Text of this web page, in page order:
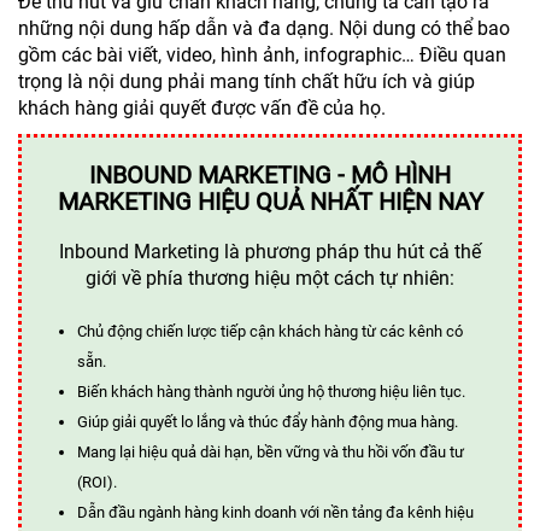
những nội dung hấp dẫn và đa dạng. Nội dung có thể bao
gồm các bài viết, video, hình ảnh, infographic… Điều quan
trọng là nội dung phải mang tính chất hữu ích và giúp
khách hàng giải quyết được vấn đề của họ.
INBOUND MARKETING - MÔ HÌNH
MARKETING HIỆU QUẢ NHẤT HIỆN NAY
Inbound Marketing là phương pháp thu hút cả thế
giới về phía thương hiệu một cách tự nhiên:
Chủ động chiến lược tiếp cận khách hàng từ các kênh có
sẵn.
Biến khách hàng thành người ủng hộ thương hiệu liên tục.
Giúp giải quyết lo lắng và thúc đẩy hành động mua hàng.
Mang lại hiệu quả dài hạn, bền vững và thu hồi vốn đầu tư
(ROI).
Dẫn đầu ngành hàng kinh doanh với nền tảng đa kênh hiệu